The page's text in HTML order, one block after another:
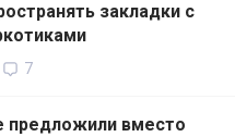
закладки с
7
предложили вместо